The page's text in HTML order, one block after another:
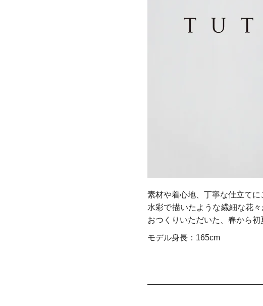
素材や着心地、丁寧な仕立て
水彩で描いたような繊細な花
おつくりいただいた、春から初
モデル身長：165cm